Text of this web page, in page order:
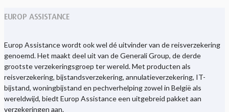
EUROP ASSISTANCE
Europ Assistance wordt ook wel dé uitvinder van de reisverzekering
genoemd. Het maakt deel uit van de Generali Group, de derde
grootste verzekeringsgroep ter wereld. Met producten als
reisverzekering, bijstandsverzekering, annulatieverzekering, IT-
bijstand, woningbijstand en pechverhelping zowel in België als
wereldwijd, biedt Europ Assistance een uitgebreid pakket aan
verzekeringen aan.